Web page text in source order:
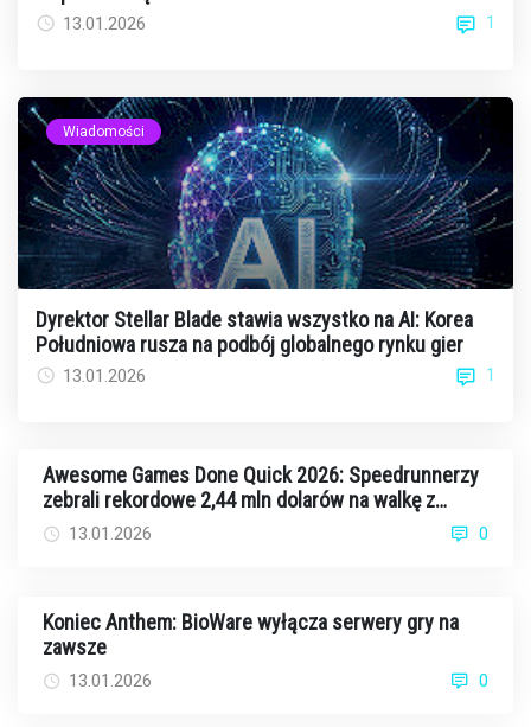
13.01.2026 1
Wiadomości
Dyrektor Stellar Blade stawia wszystko na AI: Korea
Południowa rusza na podbój globalnego rynku gier
13.01.2026 1
Awesome Games Done Quick 2026: Speedrunnerzy
zebrali rekordowe 2,44 mln dolarów na walkę z
rakiem13.01.2026 0
Koniec Anthem: BioWare wyłącza serwery gry na
zawsze
13.01.2026 0